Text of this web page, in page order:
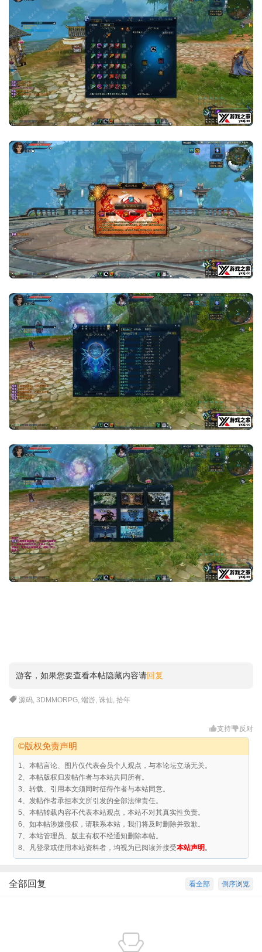
游客，如果您要查看本帖隐藏内容请回复
源码 ,3DMMORPG ,端游 ,诛仙 ,拾年
支持 反对
©版权免责声明
1、本帖言论、图片仅代表会员个人观点，与本论坛立场无关。
2、本帖版权归发帖作者与本站共同所有。
3、转载、引用本文须同时征得作者与本站同意。
4、发帖作者承担本文所引发的全部法律责任。
5、本帖转载内容不代表本站观点，本站不对其真实性负责。
6、如本帖涉嫌侵权，请联系本站，我们将及时删除并致歉。
7、本站管理员、版主有权不经通知删除本帖。
8、凡登录或使用本站资料者，均视为已阅读并接受本站声明 。
倒序浏览
看全部
全部回复